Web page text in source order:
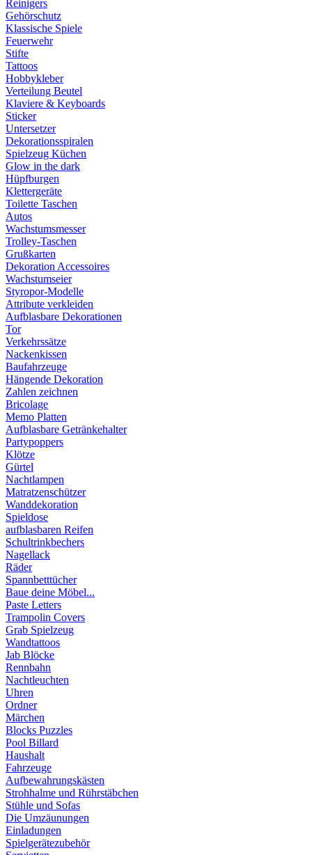
Reinigers
Gehörschutz
Klassische Spiele
Feuerwehr
Stifte
Tattoos
Hobbykleber
Verteilung Beutel
Klaviere & Keyboards
Sticker
Untersetzer
Dekorationsspiralen
Spielzeug Küchen
Glow in the dark
Hüpfburgen
Klettergeräte
Toilette Taschen
Autos
Wachstumsmesser
Trolley-Taschen
Grußkarten
Dekoration Accessoires
Wachstumseier
Styropor-Modelle
Attribute verkleiden
Aufblasbare Dekorationen
Tor
Verkehrssätze
Nackenkissen
Baufahrzeuge
Hängende Dekoration
Zahlen zeichnen
Bricolage
Memo Platten
Aufblasbare Getränkehalter
Partypoppers
Klötze
Gürtel
Nachtlampen
Matratzenschützer
Wanddekoration
Spieldose
aufblasbaren Reifen
Schultrinkbechers
Nagellack
Räder
Spannbetttücher
Baue deine Möbel...
Paste Letters
Trampolin Covers
Grab Spielzeug
Wandtattoos
Jab Blöcke
Rennbahn
Nachtleuchten
Uhren
Ordner
Märchen
Blocks Puzzles
Pool Billard
Haushalt
Fahrzeuge
Aufbewahrungskästen
Strohhalme und Rührstäbchen
Stühle und Sofas
Die Umzäunungen
Einladungen
Spielgerätezubehör